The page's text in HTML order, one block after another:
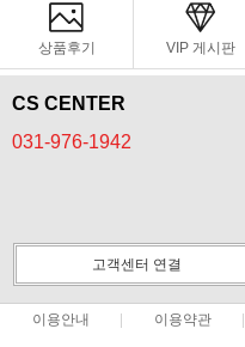
상품후기 VIP 게시판
CS CENTER
031-976-1942
고객센터 연결
이용안내 이용약관